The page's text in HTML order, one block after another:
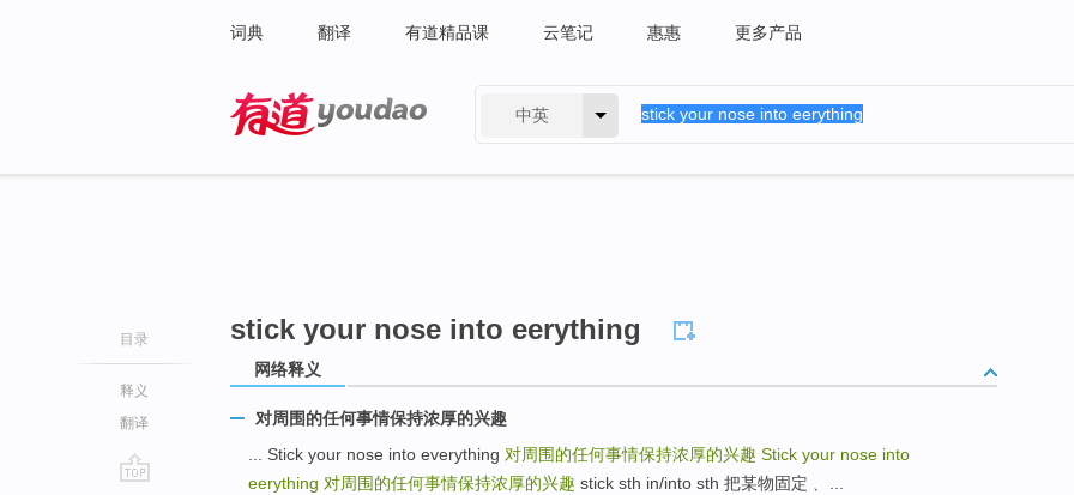
词典 翻译 有道精品课 云笔记 惠惠 更多产品
中英
目录
释义
翻译
stick your nose into eerything
网络释义
对周围的任何事情保持浓厚的兴趣
... Stick your nose into everything 对周围的任何事情保持浓厚的兴趣 Stick your nose into
eerything 对周围的任何事情保持浓厚的兴趣 stick sth in/into sth 把某物固定﹑ ...